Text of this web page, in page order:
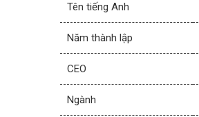
Tên tiếng Anh
Năm thành lập
CEO
Ngành